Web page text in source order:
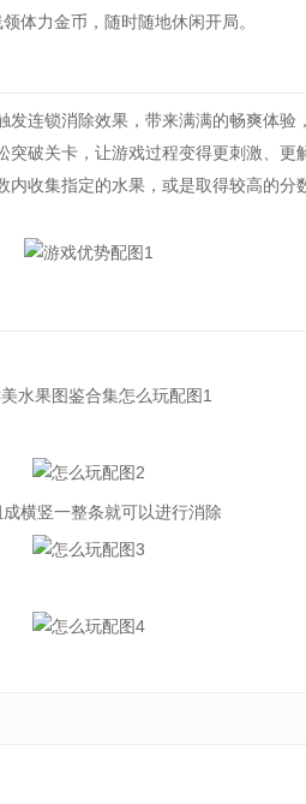
力金币，随时随地休闲开局。
锁消除效果，带来满满的畅爽体验
破关卡，让游戏过程变得更刺激、更
收集指定的水果，或是取得较高的分
横竖一整条就可以进行消除